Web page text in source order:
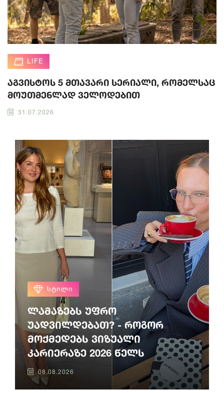
LIFE
აგვისტოს 5 მთავარი სერიალი, რომელსაც
მოუთმენლად ველოდებით
31.07.2026
ᲡᲢᲘᲚᲘ
ლამაზებს უფრო
უადვილდებათ? - როგორ
მოქმედებს ვიზუალი
კარიერაზე 2026 წელს
08.08.2026